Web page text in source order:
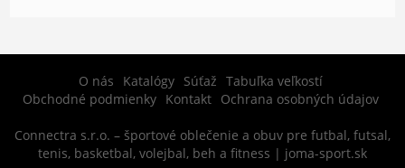
O nás Katalógy Súťaž Tabuľka veľkostí
Obchodné podmienky
Kontakt Ochrana osobných údajov
Connectra s.r.o. – športové oblečenie a obuv pre futbal, futsal,
tenis, basketbal, volejbal, beh a fitness | joma-sport.sk